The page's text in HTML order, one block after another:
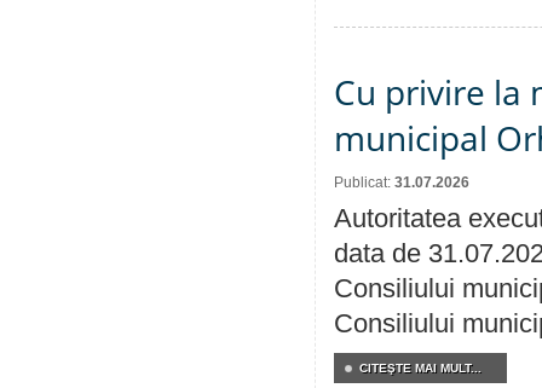
Cu privire la
municipal
Publicat: 31.07.2026
Autoritatea
data de
Consiliului
Consiliului
CITEŞTE MAI MULT...